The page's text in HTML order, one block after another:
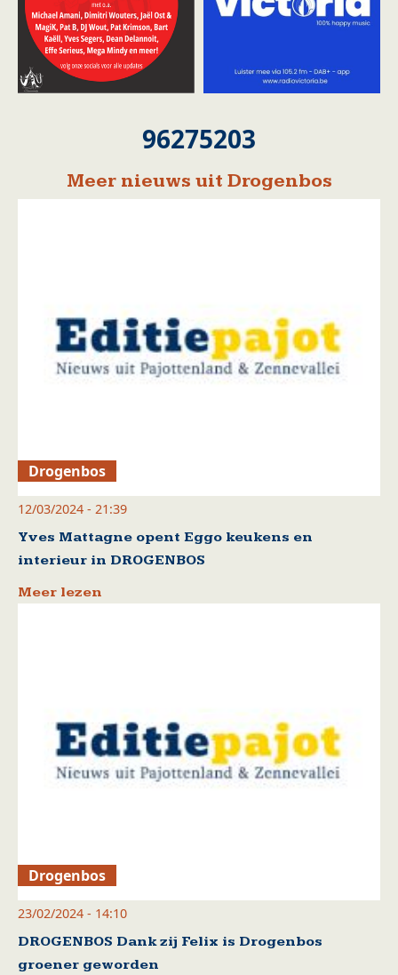
96275203
Meer nieuws uit Drogenbos
Drogenbos
12/03/2024 - 21:39
Yves Mattagne opent Eggo keukens en
interieur in DROGENBOS
Meer lezen
Drogenbos
23/02/2024 - 14:10
DROGENBOS Dank zij Felix is Drogenbos
groener geworden